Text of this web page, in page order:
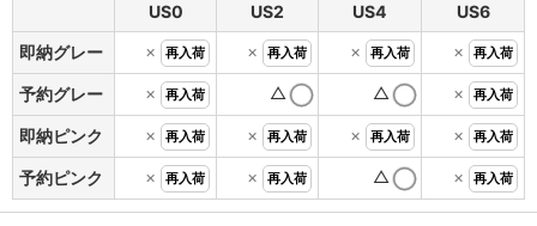
US0
US2
US4
US6
即納グレー
× 再入荷 × 再入荷 × 再入荷 × 再入荷
予約グレー × 再入荷 △ △ × 再入荷
即納ピンク × 再入荷 × 再入荷 × 再入荷 × 再入荷
予約ピンク × 再入荷 × 再入荷 △ × 再入荷